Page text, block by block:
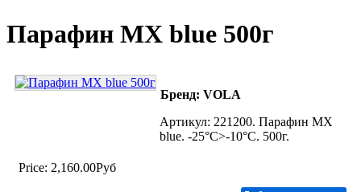
Парафин MX blue 500г
Бренд: VOLA
Артикул: 221200. Парафин MX
blue. -25°C>-10°C. 500г.
Price: 2,160.00Руб